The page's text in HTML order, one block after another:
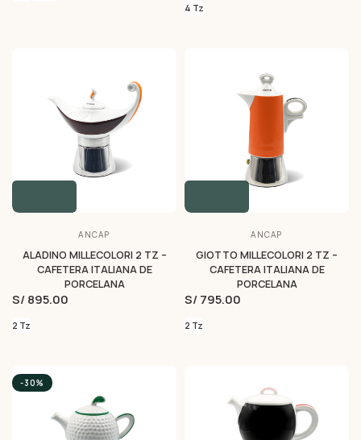
4 Tz
ANCAP
ALADINO MILLECOLORI 2 TZ –
CAFETERA ITALIANA DE
PORCELANA
S/ 895.00
2 Tz
ANCAP
GIOTTO MILLECOLORI 2 TZ –
CAFETERA ITALIANA DE
PORCELANA
S/ 795.00
2 Tz
-30%